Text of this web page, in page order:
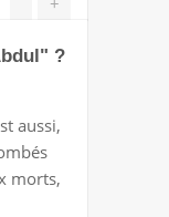
?
aussi,
morts,